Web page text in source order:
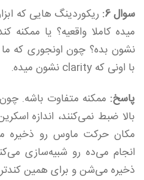
سوال 6:
میده کاملا واقعیه؟ یا ممکنه
نشون بده؟ چون اونجوری که
با اونی که clarity نشون میده.
پاسخ: ممکنه متفاوت باشه.
بالا ضبط نمی‌کنند، اندازه
مکان حرکت ماوس رو ذخیره
انجام می‌ده رو شبیه‌سازی
ذخیره می‌شن و برای همین